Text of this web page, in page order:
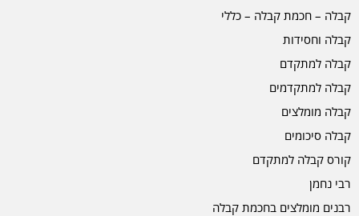
קבלה – חכמת קבלה – כללי
קבלה וחסידות
קבלה למתקדם
קבלה למתקדמים
קבלה מומלצים
קבלה סיכומים
קורס קבלה למתקדם
רבי נחמן
רבנים מומלצים בחכמת קבלה